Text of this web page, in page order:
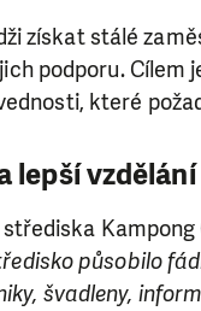
získat stálé
podporu. Cílem
které
lepší vzdělání
Kampong
působilo
švadleny,